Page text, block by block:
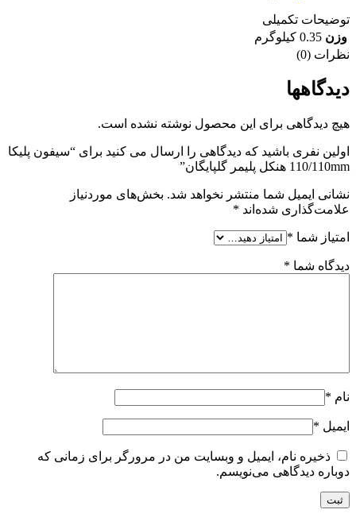
توضیحات تکمیلی
وزن 0.35 کیلوگرم
نظرات (0)
دیدگاهها
هیچ دیدگاهی برای این محصول نوشته نشده است.
اولین نفری باشید که دیدگاهی را ارسال می کنید برای “سیفون پلیکا
110/110mm هنکل پلیمر گلپایگان”
نشانی ایمیل شما منتشر نخواهد شد. بخش‌های موردنیاز
علامت‌گذاری شده‌اند *
امتیاز شما *
دیدگاه شما *
نام *
ایمیل *
ذخیره نام، ایمیل و وبسایت من در مرورگر برای زمانی که
دوباره دیدگاهی می‌نویسم.